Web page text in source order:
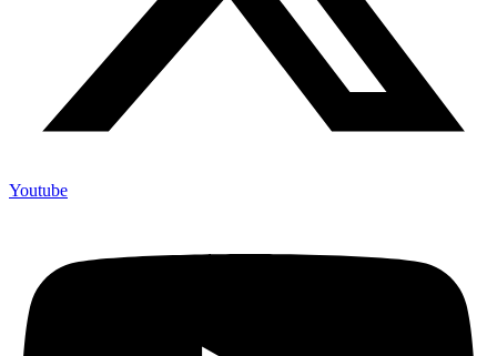
Youtube